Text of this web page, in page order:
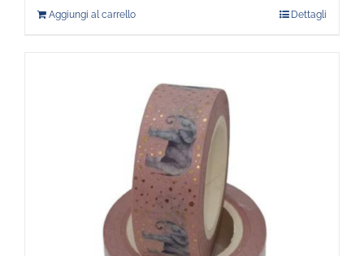
Aggiungi al carrello Dettagli